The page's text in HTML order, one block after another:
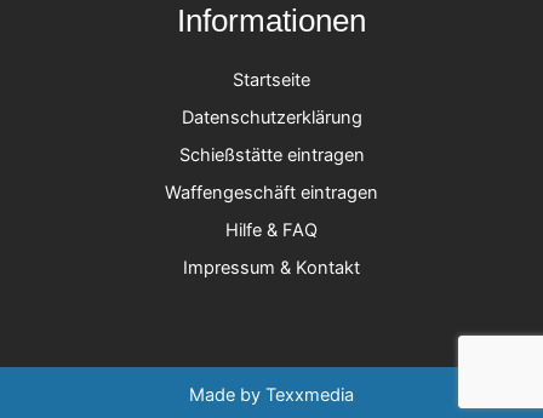
Informationen
Startseite
Datenschutzerklärung
Schießstätte eintragen
Waffengeschäft eintragen
Hilfe & FAQ
Impressum & Kontakt
Made by Texxmedia